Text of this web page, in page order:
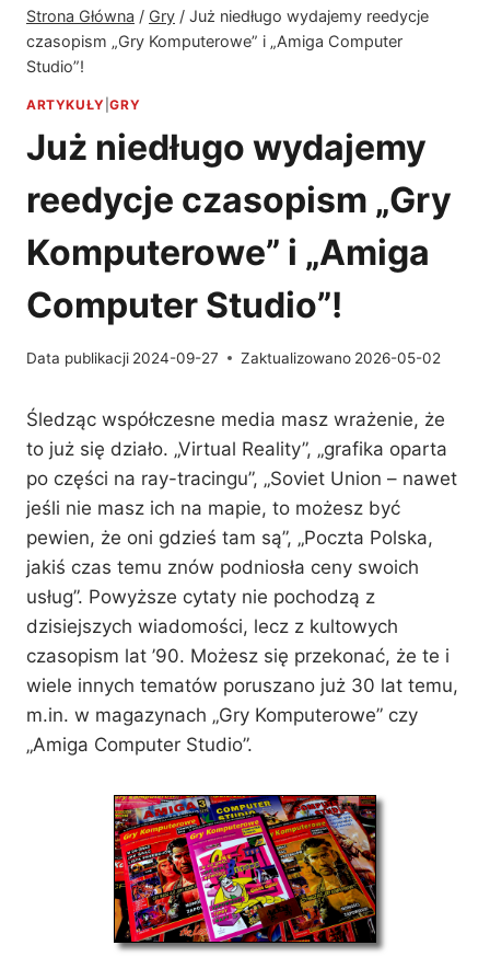
Strona Główna / Gry / Już niedługo wydajemy reedycje
czasopism „Gry Komputerowe” i „Amiga Computer
Studio”!
ARTYKUŁY |GRY
Już niedługo wydajemy
reedycje czasopism „Gry
Komputerowe” i „Amiga
Computer Studio”!
Data publikacji 2024-09-27 Zaktualizowano 2026-05-02
Śledząc współczesne media masz wrażenie, że
to już się działo. „Virtual Reality”, „grafika oparta
po części na ray-tracingu”, „Soviet Union – nawet
jeśli nie masz ich na mapie, to możesz być
pewien, że oni gdzieś tam są”, „Poczta Polska,
jakiś czas temu znów podniosła ceny swoich
usług”. Powyższe cytaty nie pochodzą z
dzisiejszych wiadomości, lecz z kultowych
czasopism lat ’90. Możesz się przekonać, że te i
wiele innych tematów poruszano już 30 lat temu,
m.in. w magazynach „Gry Komputerowe” czy
„Amiga Computer Studio”.